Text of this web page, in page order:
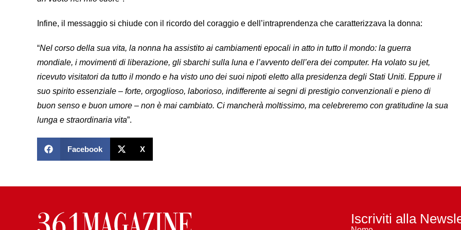
Infine, il messaggio si chiude con il ricordo del coraggio e dell’intraprendenza che caratterizzava la donna:
“Nel corso della sua vita, la nonna ha assistito ai cambiamenti epocali in atto in tutto il mondo: la guerra
mondiale, i movimenti di liberazione, gli sbarchi sulla luna e l’avvento dell’era dei computer. Ha volato su jet,
ricevuto visitatori da tutto il mondo e ha visto uno dei suoi nipoti eletto alla presidenza degli Stati Uniti. Eppure il
suo spirito essenziale – forte, orgoglioso, laborioso, indifferente ai segni di prestigio convenzionali e pieno di
buon senso e buon umore – non è mai cambiato. Ci mancherà moltissimo, ma celebreremo con gratitudine la sua
lunga e straordinaria vita”.
Facebook X
Iscriviti alla